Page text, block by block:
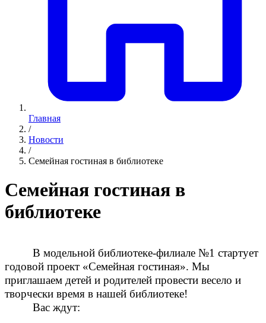
Главная
/
Новости
/
Семейная гостиная в библиотеке
Семейная гостиная в
библиотеке
В модельной библиотеке-филиале №1 стартует
годовой проект «Семейная гостиная». Мы
приглашаем детей и родителей провести весело и
творчески время в нашей библиотеке!
Вас ждут: